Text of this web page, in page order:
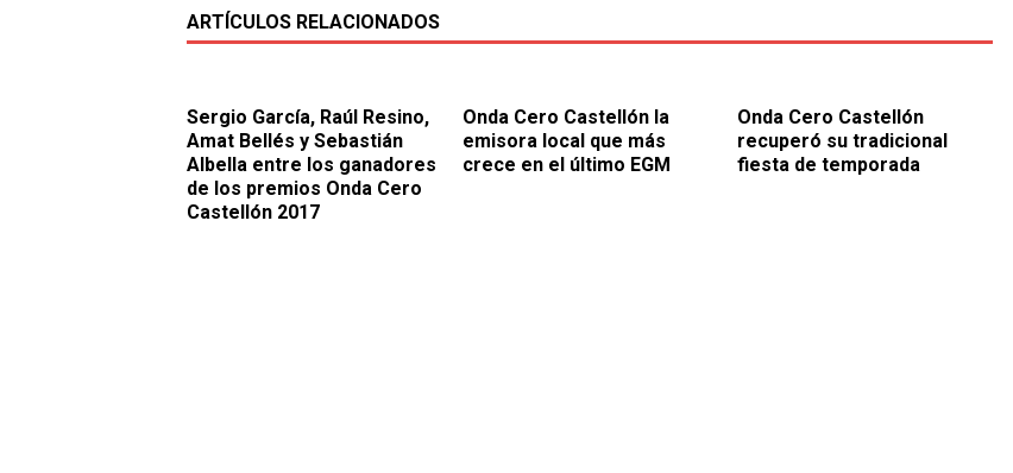
ARTÍCULOS RELACIONADOS
Sergio García, Raúl Resino,
Amat Bellés y Sebastián
Albella entre los ganadores
de los premios Onda Cero
Castellón 2017
Onda Cero Castellón la
emisora local que más
crece en el último EGM
Onda Cero Castellón
recuperó su tradicional
fiesta de temporada